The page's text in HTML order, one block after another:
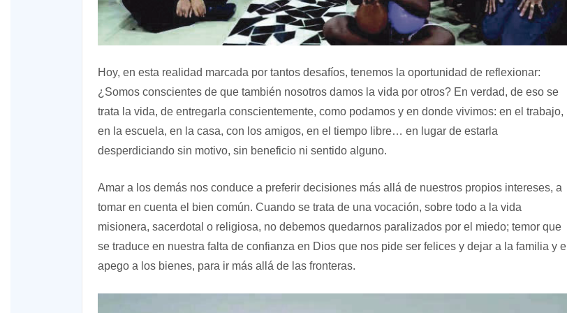
Hoy, en esta realidad marcada por tantos desafíos, tenemos la oportunidad de reflexionar:
¿Somos conscientes de que también nosotros damos la vida por otros? En verdad, de eso se
trata la vida, de entregarla conscientemente, como podamos y en donde vivimos: en el trabajo,
en la escuela, en la casa, con los amigos, en el tiempo libre… en lugar de estarla
desperdiciando sin motivo, sin beneficio ni sentido alguno.
Amar a los demás nos conduce a preferir decisiones más allá de nuestros propios intereses, a
tomar en cuenta el bien común. Cuando se trata de una vocación, sobre todo a la vida
misionera, sacerdotal o religiosa, no debemos quedarnos paralizados por el miedo; temor que
se traduce en nuestra falta de confianza en Dios que nos pide ser felices y dejar a la familia y el
apego a los bienes, para ir más allá de las fronteras.